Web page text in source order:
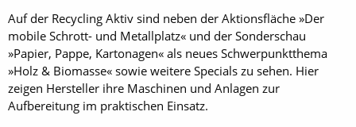
Auf der Recycling Aktiv sind neben der Aktionsfläche »Der
mobile Schrott- und Metallplatz« und der Sonderschau
»Papier, Pappe, Kartonagen« als neues Schwerpunktthema
»Holz & Biomasse« sowie weitere Specials zu sehen. Hier
zeigen Hersteller ihre Maschinen und Anlagen zur
Aufbereitung im praktischen Einsatz.